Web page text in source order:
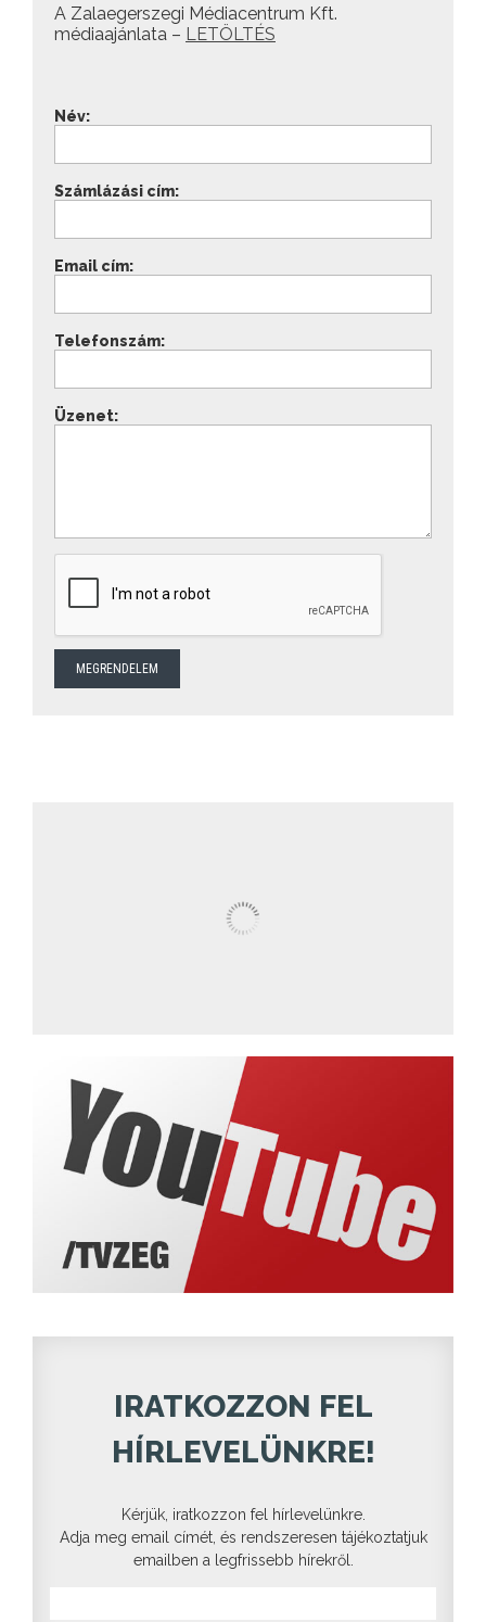
A Zalaegerszegi Médiacentrum Kft.
médiaajánlata – LETÖLTÉS
Név:
Számlázási cím:
Email cím:
Telefonszám:
Üzenet:
IRATKOZZON FEL
HÍRLEVELÜNKRE!
Kérjük, iratkozzon fel hírlevelünkre.
Adja meg email címét, és rendszeresen tájékoztatjuk
emailben a legfrissebb hírekről.